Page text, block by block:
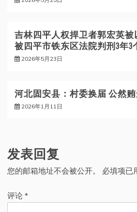
吉林四平人权捍卫者郭宏英被
被四平市铁东区法院判刑3年3
2026年5月23日
河北固安县：村委换届 公然
2026年1月11日
发表回复
您的邮箱地址不会被公开。 必填项已
评论 *